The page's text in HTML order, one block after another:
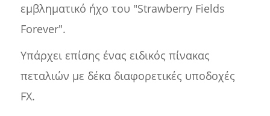
εμβληματικό ήχο του "Strawberry Fields
Forever".
Υπάρχει επίσης ένας ειδικός πίνακας
πεταλιών με δέκα διαφορετικές υποδοχές
FX.